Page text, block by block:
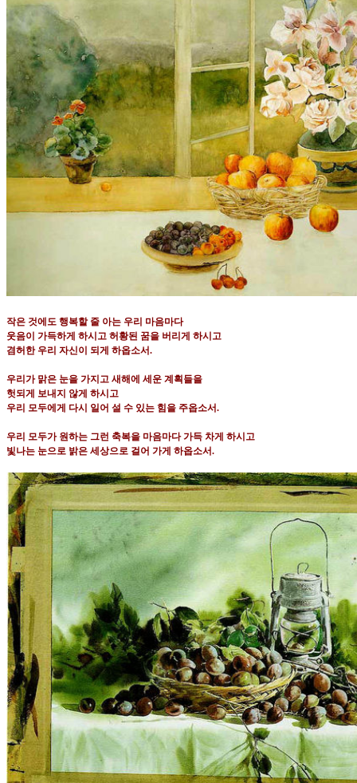
작은 것에도 행복할 줄 아는 우리 마음마다
웃음이 가득하게 하시고 허황된 꿈을 버리게 하시고
겸허한 우리 자신이 되게 하옵소서.
우리가 맑은 눈을 가지고 새해에 세운 계획들을
헛되게 보내지 않게 하시고
우리 모두에게 다시 일어 설 수 있는 힘을 주옵소서.
우리 모두가 원하는 그런 축복을 마음마다 가득 차게 하시고
빛나는 눈으로 밝은 세상으로 걸어 가게 하옵소서.